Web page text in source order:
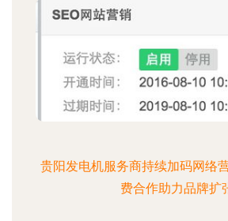
贵阳发电机服务商持续加码网络
费合作助力品牌扩